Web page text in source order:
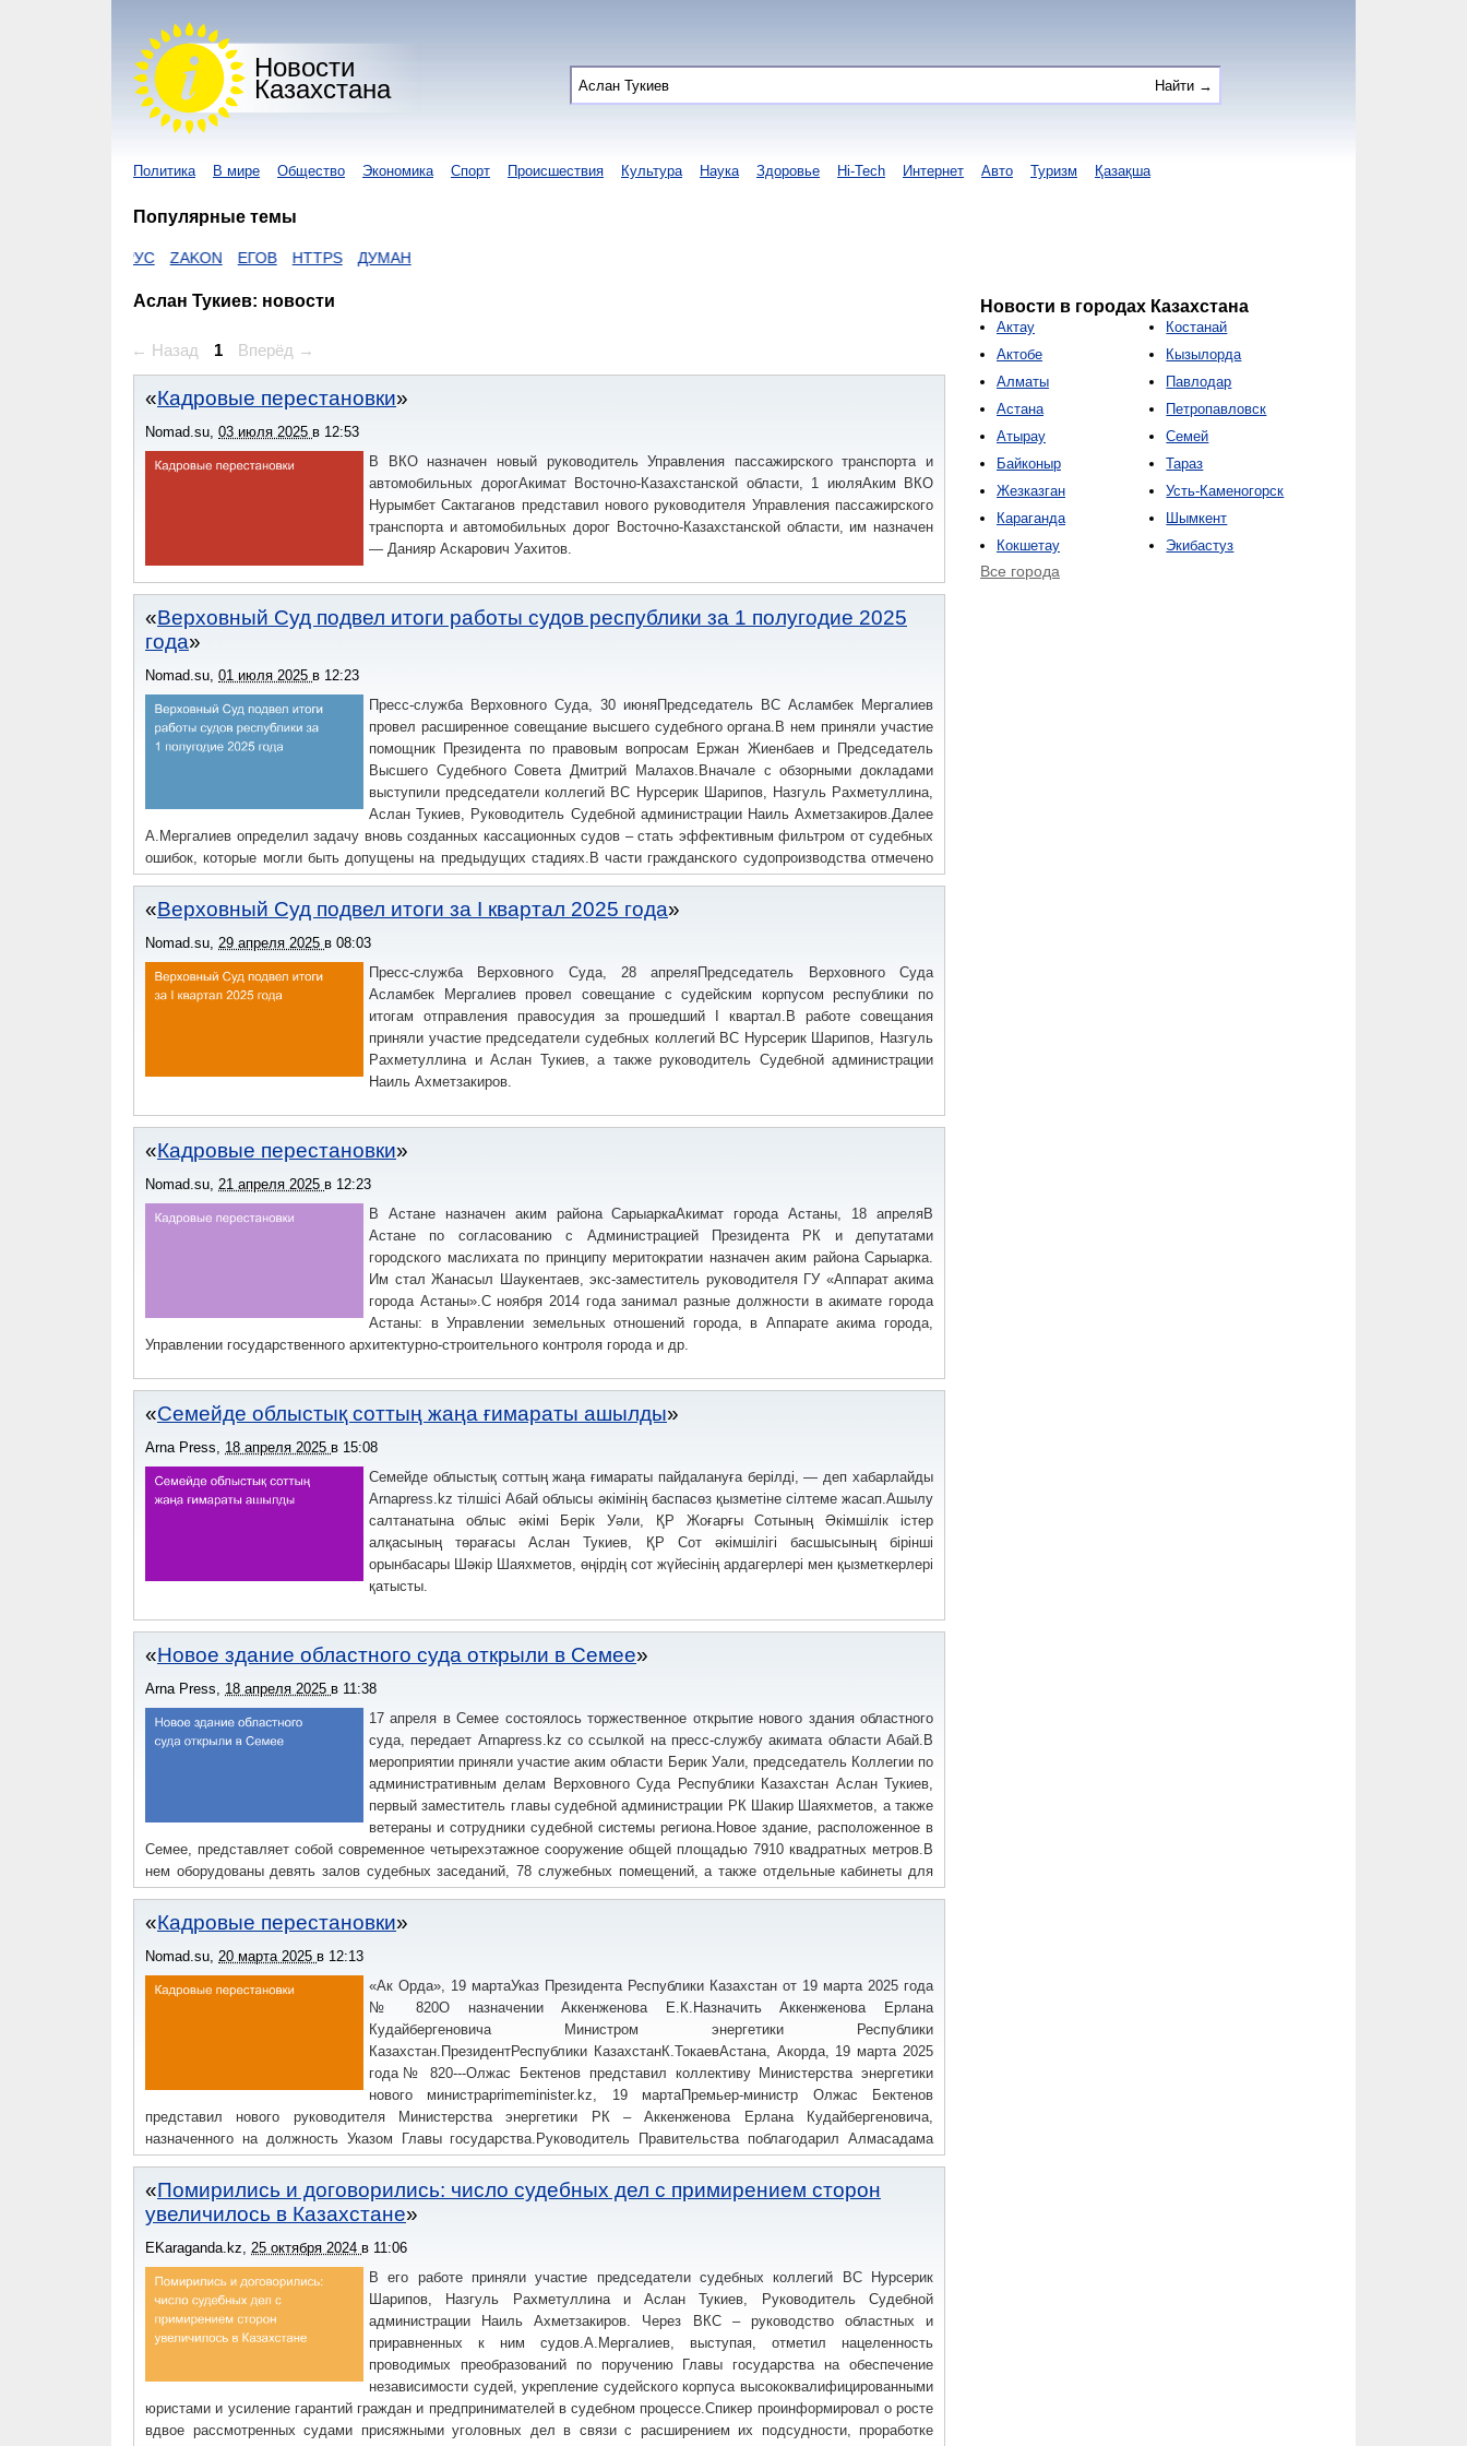
Новости
Казахстана
Политика В мире Общество Экономика Спорт Происшествия Культура Наука Здоровье Hi-Tech Интернет Авто Туризм Қазақша
Популярные темы
ZAKON ЕГОВ HTTPS ДУМАН
Аслан Тукиев: новости
← Назад 1 Вперёд →
Кадровые перестановки
Nomad.su, 03 июля 2025 в 12:53
В ВКО назначен новый руководитель Управления пассажирского транспорта и
автомобильных дорогАкимат Восточно-Казахстанской области, 1 июляАким ВКО
Нурымбет Сактаганов представил нового руководителя Управления пассажирского
транспорта и автомобильных дорог Восточно-Казахстанской области, им назначен
— Данияр Аскарович Уахитов.
Верховный Суд подвел итоги работы судов республики за 1 полугодие 2025
года
Nomad.su, 01 июля 2025 в 12:23
Пресс-служба Верховного Суда, 30 июняПредседатель ВС Асламбек Мергалиев
провел расширенное совещание высшего судебного органа.В нем приняли участие
помощник Президента по правовым вопросам Ержан Жиенбаев и Председатель
Высшего Судебного Совета Дмитрий Малахов.Вначале с обзорными докладами
выступили председатели коллегий ВС Нурсерик Шарипов, Назгуль Рахметуллина,
Аслан Тукиев, Руководитель Судебной администрации Наиль Ахметзакиров.Далее
А.Мергалиев определил задачу вновь созданных кассационных судов – стать эффективным фильтром от судебных
ошибок, которые могли быть допущены на предыдущих стадиях.В части гражданского судопроизводства отмечено
сохранение качества правосудия на фоне неуклонного роста рассмотренных дел.
Верховный Суд подвел итоги за I квартал 2025 года
Nomad.su, 29 апреля 2025 в 08:03
Пресс-служба Верховного Суда, 28 апреляПредседатель Верховного Суда
Асламбек Мергалиев провел совещание с судейским корпусом республики по
итогам отправления правосудия за прошедший I квартал.В работе совещания
приняли участие председатели судебных коллегий ВС Нурсерик Шарипов, Назгуль
Рахметуллина и Аслан Тукиев, а также руководитель Судебной администрации
Наиль Ахметзакиров.
Кадровые перестановки
Nomad.su, 21 апреля 2025 в 12:23
В Астане назначен аким района СарыаркаАкимат города Астаны, 18 апреляВ
Астане по согласованию с Администрацией Президента РК и депутатами
городского маслихата по принципу меритократии назначен аким района Сарыарка.
Им стал Жанасыл Шаукентаев, экс-заместитель руководителя ГУ «Аппарат акима
города Астаны».С ноября 2014 года занимал разные должности в акимате города
Астаны: в Управлении земельных отношений города, в Аппарате акима города,
Управлении государственного архитектурно-строительного контроля города и др.
Семейде облыстық соттың жаңа ғимараты ашылды
Arna Press, 18 апреля 2025 в 15:08
Семейде облыстық соттың жаңа ғимараты пайдалануға берілді, — деп хабарлайды
Arnapress.kz тілшісі Абай облысы әкімінің баспасөз қызметіне сілтеме жасап.Ашылу
салтанатына облыс әкімі Берік Уәли, ҚР Жоғарғы Сотының Әкімшілік істер
алқасының төрағасы Аслан Тукиев, ҚР Сот әкімшілігі басшысының бірінші
орынбасары Шәкір Шаяхметов, өңірдің сот жүйесінің ардагерлері мен қызметкерлері
қатысты.
Новое здание областного суда открыли в Семее
Arna Press, 18 апреля 2025 в 11:38
17 апреля в Семее состоялось торжественное открытие нового здания областного
суда, передает Arnapress.kz со ссылкой на пресс-службу акимата области Абай.В
мероприятии приняли участие аким области Берик Уали, председатель Коллегии по
административным делам Верховного Суда Республики Казахстан Аслан Тукиев,
первый заместитель главы судебной администрации РК Шакир Шаяхметов, а также
ветераны и сотрудники судебной системы региона.Новое здание, расположенное в
Семее, представляет собой современное четырехэтажное сооружение общей площадью 7910 квадратных метров.В
нем оборудованы девять залов судебных заседаний, 78 служебных помещений, а также отдельные кабинеты для
медиатора, адвоката, прокурора и омбудсмена.
Кадровые перестановки
Nomad.su, 20 марта 2025 в 12:13
«Ак Орда», 19 мартаУказ Президента Республики Казахстан от 19 марта 2025 года
№ 820О назначении Аккенженова Е.К.Назначить Аккенженова Ерлана
Кудайбергеновича Министром энергетики Республики
Казахстан.ПрезидентРеспублики КазахстанК.ТокаевАстана, Акорда, 19 марта 2025
года№ 820---Олжас Бектенов представил коллективу Министерства энергетики
нового министраprimeminister.kz, 19 мартаПремьер-министр Олжас Бектенов
представил нового руководителя Министерства энергетики РК – Аккенженова Ерлана Кудайбергеновича,
назначенного на должность Указом Главы государства.Руководитель Правительства поблагодарил Алмасадама
Саткалиева за внесенный вклад в сферах нефтегазовой, нефтегазохимической промышленности, энергетики и
пожелал успехов в дальнейшей деятельности на посту председателя Агентства РК по атомной энергии.В ходе
представления нового министра отмечен большой опыт работы Ерлана Аккенженова в сфере нефти и газа, в т.ч. в
области переработки и транспортировки нефтепродуктов.Премьер-министр подчеркнул, что Главой государства
обозначена цель по масштабному обновлению энергетической инфраструктуры страны.Перед коллективом
Министерства энергетики во главе с новым министром поставлены задачи по реализации стратегических проектов,
среди которых строительство трех ТЭЦ, Экибастузской ГРЭС-3, завершение объединения электрических сетей
Западной зоны с Единой электроэнергетической системой страны и ввод дополнительных энергетических
мощностей.Кроме того, обозначены приоритетные направления работы по исполнению поручений Президента в части
расширения нефтегазовых проектов, своевременной реализации проектов по строительству газоперерабатывающих
заводов, обеспечению стабильности в вопросах производства нефтепродуктов и обеспечения ими внутреннего
рынка.---Назначен руководитель Управления сейсмической безопасности и мобилизационной подготовки города
АлматыАкимат города Алматы, 19 мартаРаспоряжением акима Алматы Ерболата Досаева на должность
Помирились и договорились: число судебных дел с примирением сторон
увеличилось в Казахстане
EKaraganda.kz, 25 октября 2024 в 11:06
В его работе приняли участие председатели судебных коллегий ВС Нурсерик
Шарипов, Назгуль Рахметуллина и Аслан Тукиев, Руководитель Судебной
администрации Наиль Ахметзакиров. Через ВКС – руководство областных и
приравненных к ним судов.А.Мергалиев, выступая, отметил нацеленность
проводимых преобразований по поручению Главы государства на обеспечение
независимости судей, укрепление судейского корпуса высококвалифицированными
юристами и усиление гарантий граждан и предпринимателей в судебном процессе.Спикер проинформировал о росте
вдвое рассмотренных судами присяжными уголовных дел в связи с расширением их подсудности, проработке
Новости в городах Казахстана
Актау
Актобе
Алматы
Астана
Атырау
Байконыр
Жезказган
Караганда
Кокшетау
Костанай
Кызылорда
Павлодар
Петропавловск
Семей
Тараз
Усть-Каменогорск
Шымкент
Экибастуз
Все города